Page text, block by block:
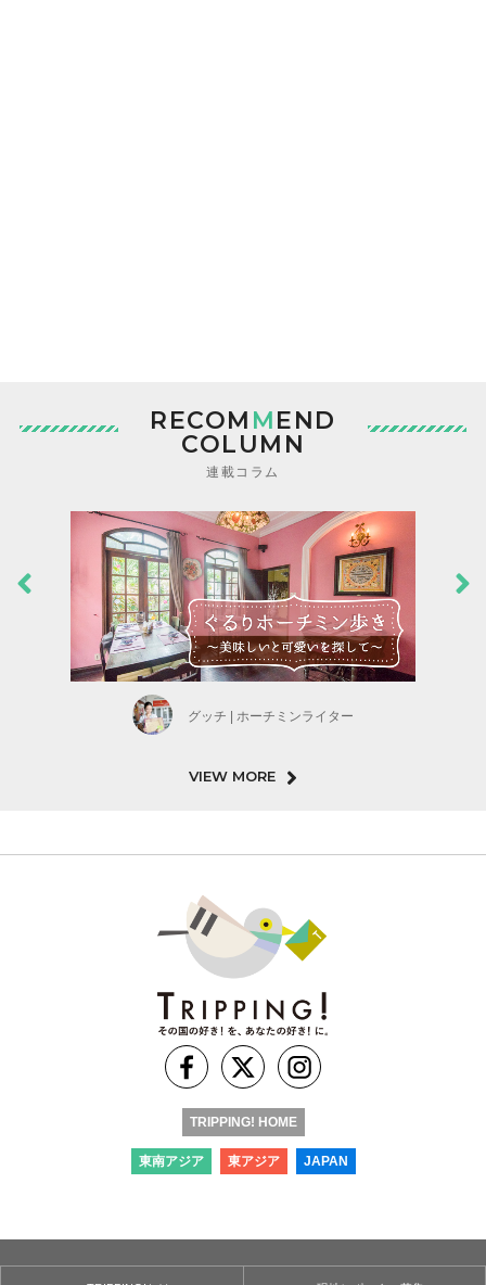
RECOM MEND
COLUMN
連載コラム
グッチ | ホーチミンライター
VIEW MORE
TRIPPING! HOME
東南アジア 東アジア JAPAN